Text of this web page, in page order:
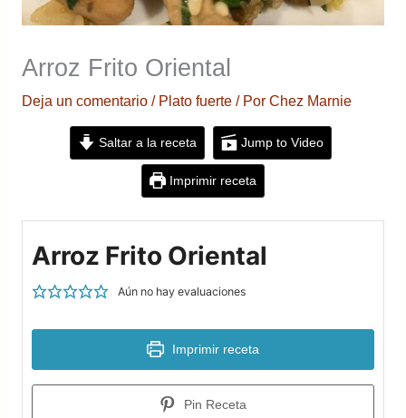
Arroz Frito Oriental
Deja un comentario / Plato fuerte/ Por Chez Marnie
Saltar a la receta Jump to Video
Imprimir receta
Arroz Frito Oriental
Aún no hay evaluaciones
Imprimir receta
Pin Receta